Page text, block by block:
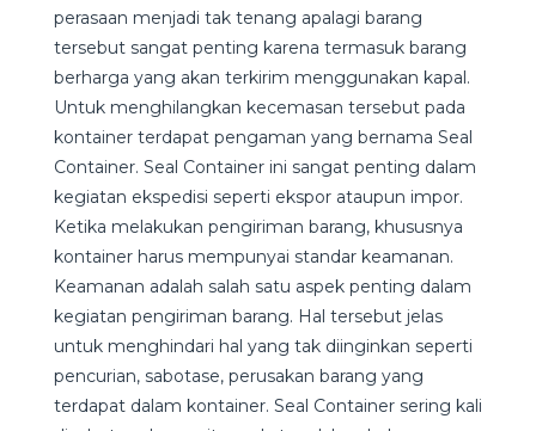
perasaan menjadi tak tenang apalagi barang
tersebut sangat penting karena termasuk barang
berharga yang akan terkirim menggunakan kapal.
Untuk menghilangkan kecemasan tersebut pada
kontainer terdapat pengaman yang bernama Seal
Container. Seal Container ini sangat penting dalam
kegiatan ekspedisi seperti ekspor ataupun impor.
Ketika melakukan pengiriman barang, khususnya
kontainer harus mempunyai standar keamanan.
Keamanan adalah salah satu aspek penting dalam
kegiatan pengiriman barang. Hal tersebut jelas
untuk menghindari hal yang tak diinginkan seperti
pencurian, sabotase, perusakan barang yang
terdapat dalam kontainer. Seal Container sering kali